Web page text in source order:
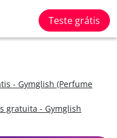
Teste grátis
- Gymglish (Perfume
gratuita - Gymglish